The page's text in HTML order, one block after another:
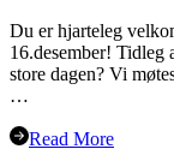
Du er hjarteleg
16.desember! Tidleg
store dagen? Vi
…
Read More